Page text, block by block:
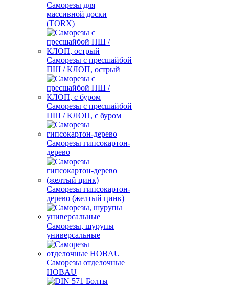
Саморезы для
массивной доски
(TORX)
Саморезы с пресшайбой
ПШ / КЛОП, острый
Саморезы с пресшайбой
ПШ / КЛОП, с буром
Саморезы гипсокартон-
дерево
Саморезы гипсокартон-
дерево (желтый цинк)
Саморезы, шурупы
универсальные
Саморезы отделочные
HOBAU